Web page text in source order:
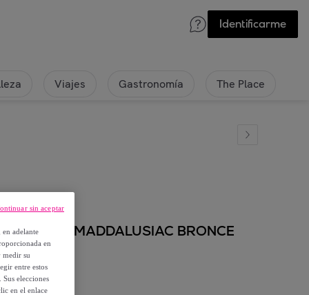
Identificarme
Viajes Gastronomía The Place
D MADDALUSIAC BRONCE
adelante
en
medir su
entre estos
elecciones
en el enlace
sin aceptar